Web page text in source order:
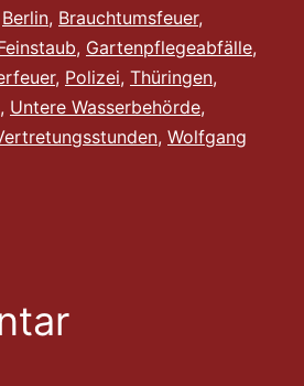
Berlin, Brauchtumsfeuer,
, Gartenpflegeabfälle,
, Polizei, Thüringen,
, Untere Wasserbehörde,
, Wolfgang